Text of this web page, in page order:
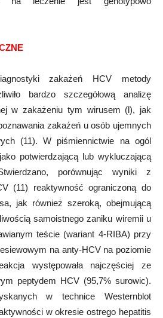
zakażeń HCV metody
bardzo szczegółową analizę
w zakażeniu tym wirusem (l), jak
zakażeń u osób ujemnych
(11). W piśmiennictwie na ogól
potwierdzającą lub wykluczającą
porównując wyniki z
(11) reaktywność ograniczoną do
jak również szeroką, obejmującą
samoistnego zaniku wiremii u
teście (wariant 4-RIBA) przy
na anty-HCV na poziomie
występowała najczęściej ze
peptydem HCV (95,7% surowic).
w technice Westernblot
w okresie ostrego hepatitis